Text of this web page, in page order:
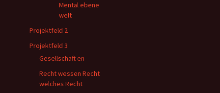
Mental ebene
welt
Projektfeld 2
Projektfeld 3
Gesellschaft en
Recht wessen Recht
welches Recht